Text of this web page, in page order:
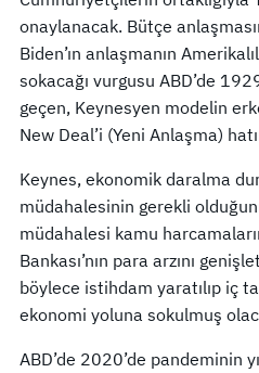
onaylanacak. Bütçe
Biden’ın anlaşmanın
sokacağı vurgusu ABD’de
geçen, Keynesyen modelin
New Deal’i (Yeni Anlaşma)
Keynes, ekonomik daralma
müdahalesinin gerekli
müdahalesi kamu
Bankası’nın para arzını
böylece istihdam yaratılıp iç
ekonomi yoluna sokulmuş
ABD’de 2020’de pandeminin